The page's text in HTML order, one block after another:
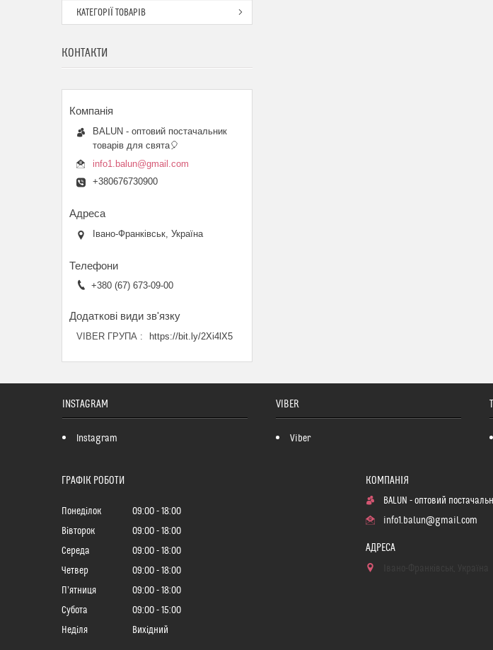
КАТЕГОРІЇ ТОВАРІВ
КОНТАКТИ
BALUN - оптовий постачальник
товарів для свята🎈
info1.balun@gmail.com
+380676730900
Івано-Франківськ, Україна
+380 (67) 673-09-00
VIBER ГРУПА https://bit.ly/2Xi4lX5
INSTAGRAM
Instagram
VIBER
Viber
ГРАФІК РОБОТИ
Понеділок 09:00
18:00
Вівторок
09:00
18:00
Середа
09:00
18:00
Четвер
09:00
18:00
Пʼятниця
09:00
18:00
Субота
09:00
15:00
Неділя
Вихідний
BALUN - оптовий
info1.balun@gmail.com